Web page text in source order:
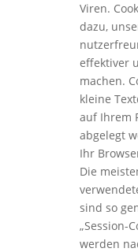
Viren.
dazu,
effektiver
machen.
kleine
auf Ihrem
abgelegt
Ihr
Die
sind so
„Session-
werden